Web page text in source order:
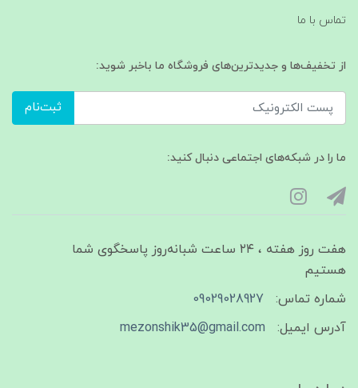
تماس با ما
از تخفیف‌ها و جدیدترین‌های فروشگاه ما باخبر شوید:
ثبت‌نام
ما را در شبکه‌های اجتماعی دنبال کنید:
هفت روز هفته ، ۲۴ ساعت شبانه‌روز پاسخگوی شما
هستیم
شماره تماس:
09029028927
آدرس ایمیل:
mezonshik35@gmail.com